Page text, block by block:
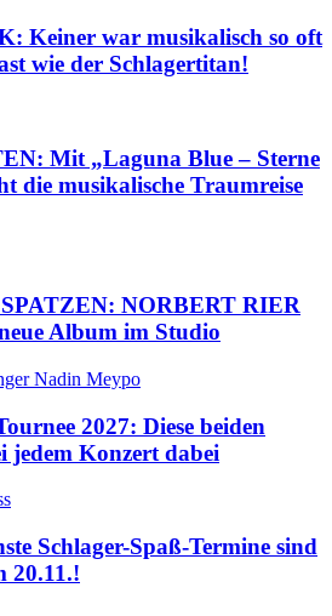
Keiner war musikalisch so oft
wie der Schlagertitan!
Mit „Laguna Blue – Sterne
die musikalische Traumreise
NORBERT RIER
Album im Studio
2027: Diese beiden
jedem Konzert dabei
Schlager-Spaß-Termine sind
20.11.!